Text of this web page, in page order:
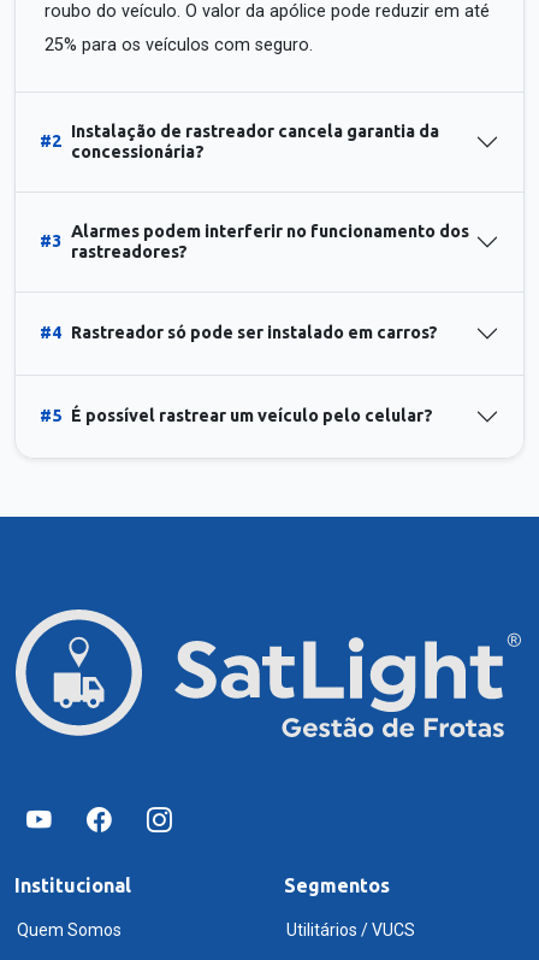
roubo do veículo. O valor da apólice pode reduzir em até
25% para os veículos com seguro.
#2
Instalação de rastreador cancela garantia da
concessionária?
#3
Alarmes podem interferir no funcionamento dos
rastreadores?
#4 Rastreador só pode ser instalado em carros?
#5 É possível rastrear um veículo pelo celular?
Institucional
Quem Somos
Segmentos
Utilitários / VUCS